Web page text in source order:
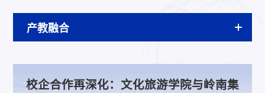
产教融合
校企合作再深化：文化旅游学院与岭南集